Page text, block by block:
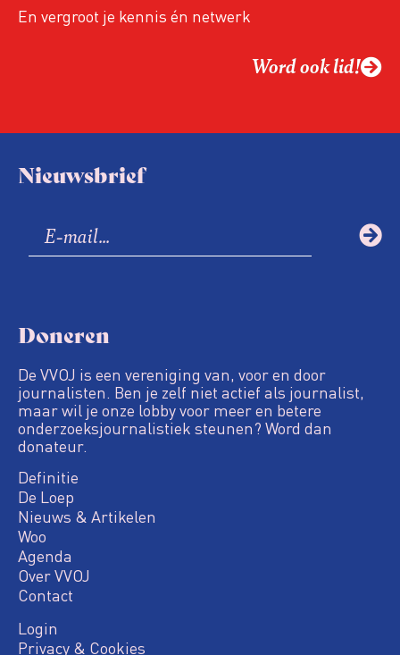
En vergroot je kennis én netwerk
Word ook lid!
Nieuwsbrief
Doneren
De VVOJ is een vereniging van, voor en door
journalisten. Ben je zelf niet actief als journalist,
maar wil je onze lobby voor meer en betere
onderzoeksjournalistiek steunen? Word dan
donateur.
Definitie
De Loep
Nieuws & Artikelen
Woo
Agenda
Over VVOJ
Contact
Login
Privacy & Cookies